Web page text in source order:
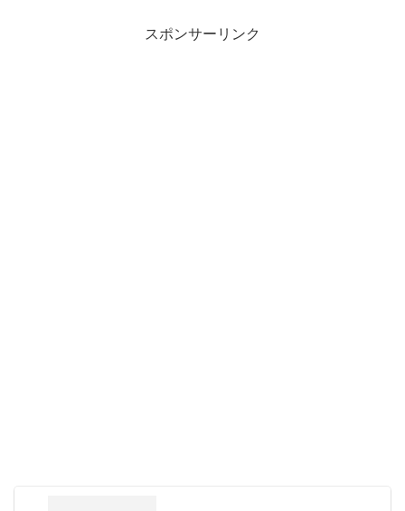
スポンサーリンク